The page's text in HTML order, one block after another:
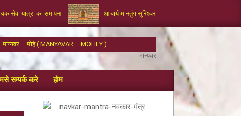
सेवा यात्रा का समापन आचार्य मानतुंग सुरिश्वरजी द्वारा रचित भक्तामर का आलौकिक
मान्यवर – मोहे ( MANYAVAR – MOHEY )
सम्पर्क करे होम